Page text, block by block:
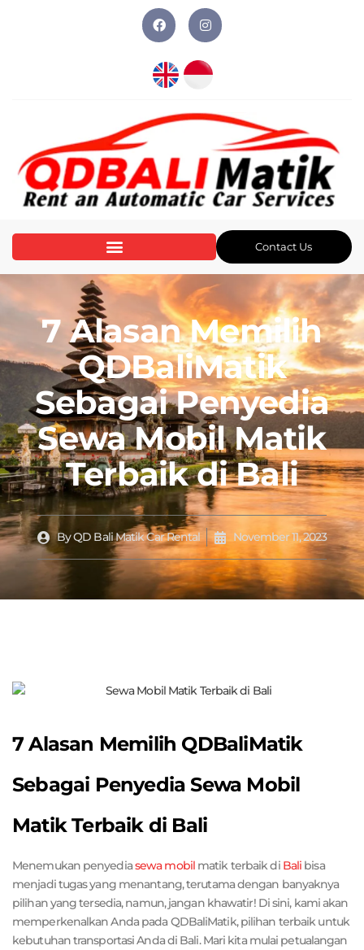
Contact Us
7 Alasan Memilih
QDBaliMatik
Sebagai Penyedia
Sewa Mobil Matik
Terbaik di Bali
ByQD Bali Matik Car Rental November 11, 2023
7 Alasan Memilih QDBaliMatik
Sebagai Penyedia Sewa Mobil
Matik Terbaik di Bali
Menemukan penyediasewa mobilmatik terbaik di Bali bisa
menjadi tugas yang menantang, terutama dengan banyaknya
pilihan yang tersedia, namun, jangan khawatir! Di sini, kami akan
memperkenalkan Anda pada QDBaliMatik, pilihan terbaik untuk
kebutuhan transportasi Anda di Bali. Mari kita mulai petualangan